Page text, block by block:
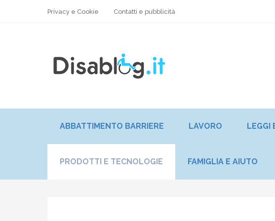
Privacy e Cookie Contatti e pubblicità
ABBATTIMENTO BARRIERE LAVORO LEGGI
PRODOTTI E TECNOLOGIE FAMIGLIA E AIUTO